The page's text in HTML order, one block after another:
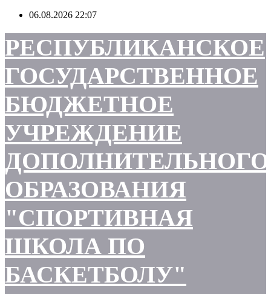
Перейти
содержимому
06.08.2026 22:07
РЕСПУБЛИКАНСКОЕ
ГОСУДАРСТВЕННОЕ
БЮДЖЕТНОЕ
УЧРЕЖДЕНИЕ
ДОПОЛНИТЕЛЬНОГО
ОБРАЗОВАНИЯ
"СПОРТИВНАЯ
ШКОЛА ПО
БАСКЕТБОЛУ"